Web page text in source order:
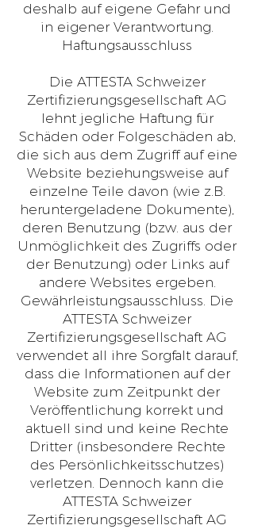
deshalb auf eigene Gefahr und
in eigener Verantwortung.
Haftungsausschluss
Die ATTESTA Schweizer
Zertifizierungsgesellschaft AG
lehnt jegliche Haftung für
Schäden oder Folgeschäden ab,
die sich aus dem Zugriff auf eine
Website beziehungsweise auf
einzelne Teile davon (wie z.B.
heruntergeladene Dokumente),
deren Benutzung (bzw. aus der
Unmöglichkeit des Zugriffs oder
der Benutzung) oder Links auf
andere Websites ergeben.
Gewährleistungsausschluss. Die
ATTESTA Schweizer
Zertifizierungsgesellschaft AG
verwendet all ihre Sorgfalt darauf,
dass die Informationen auf der
Website zum Zeitpunkt der
Veröffentlichung korrekt und
aktuell sind und keine Rechte
Dritter (insbesondere Rechte
des Persönlichkeitsschutzes)
verletzen. Dennoch kann die
ATTESTA Schweizer
Zertifizierungsgesellschaft AG